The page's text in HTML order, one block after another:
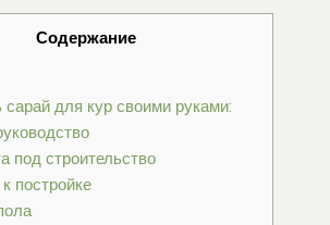
Содержание
сарай для кур своими руками:
под строительство
постройке